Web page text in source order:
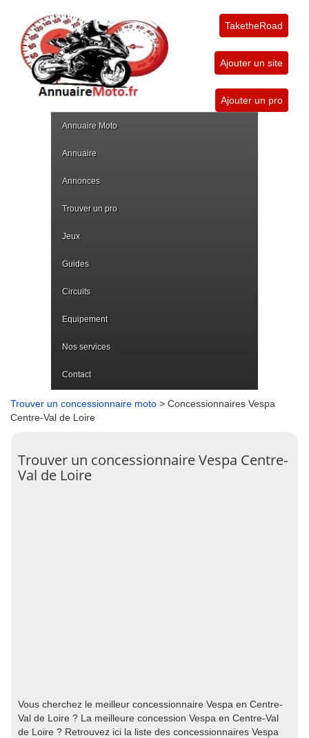
TaketheRoad
Ajouter un site
Ajouter un pro
Annuaire Moto
Annuaire
Annonces
Trouver un pro
Jeux
Guides
Circuits
Equipement
Nos services
Contact
Trouver un concessionnaire moto > Concessionnaires Vespa
Centre-Val de Loire
Trouver un concessionnaire Vespa Centre-
Val de Loire
Vous cherchez le meilleur concessionnaire Vespa en Centre-
Val de Loire ? La meilleure concession Vespa en Centre-Val
de Loire ? Retrouvez ici la liste des concessionnaires Vespa